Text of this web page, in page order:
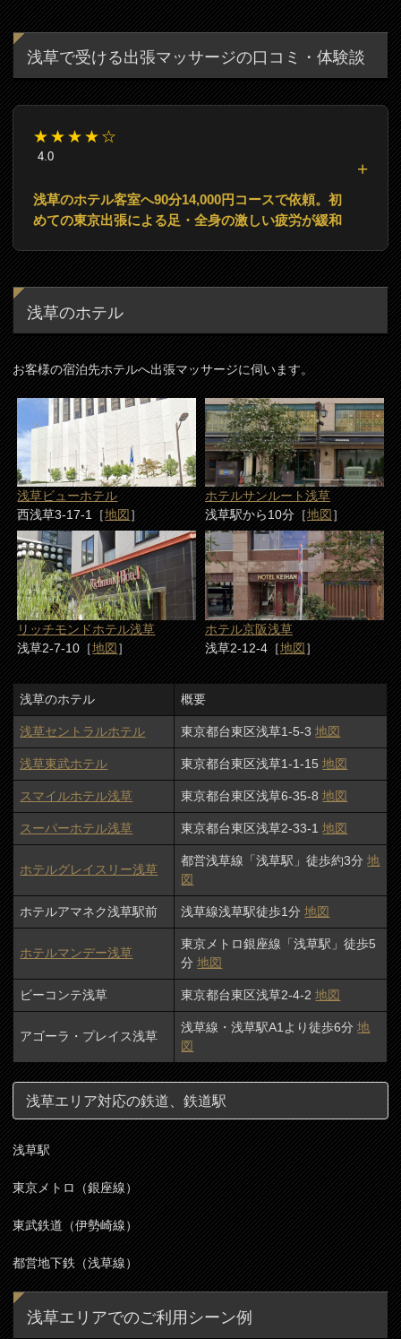
浅草で受ける出張マッサージの口コミ・体験談
★★★★☆
4.0
浅草のホテル客室へ90分14,000円コースで依頼。初
めての東京出張による足・全身の激しい疲労が緩和
浅草のホテル
お客様の宿泊先ホテルへ出張マッサージに伺います。
浅草ビューホテル
西浅草3-17-1［地図］
ホテルサンルート浅草
浅草駅から10分［地図］
リッチモンドホテル浅草
浅草2-7-10［地図］
ホテル京阪浅草
浅草2-12-4［地図］
浅草のホテル 概要
浅草セントラルホテル 東京都台東区浅草1-5-3地図
浅草東武ホテル 東京都台東区浅草1-1-15地図
スマイルホテル浅草 東京都台東区浅草6-35-8地図
スーパーホテル浅草 東京都台東区浅草2-33-1地図
ホテルグレイスリー浅草
都営浅草線「浅草駅」徒歩約3分地
図
ホテルアマネク浅草駅前 浅草線浅草駅徒歩1分地図
ホテルマンデー浅草
東京メトロ銀座線「浅草駅」徒歩5
分地図
ビーコンテ浅草 東京都台東区浅草2-4-2地図
アゴーラ・プレイス浅草
浅草線・浅草駅A1より徒歩6分地
図
浅草エリア対応の鉄道、鉄道駅
浅草駅
東京メトロ（銀座線）
東武鉄道（伊勢崎線）
都営地下鉄（浅草線）
浅草エリアでのご利用シーン例